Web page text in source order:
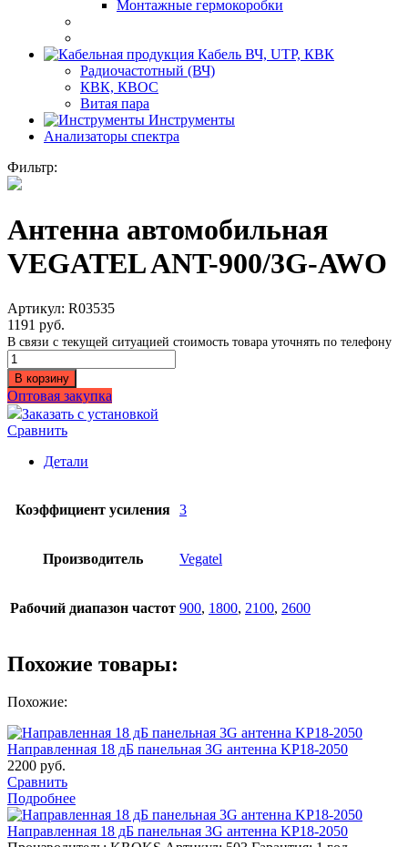
Монтажные гермокоробки
Кабель ВЧ, UTP, КВК
Радиочастотный (ВЧ)
КВК, КВОС
Витая пара
Инструменты
Анализаторы спектра
Фильтр:
Антенна автомобильная
VEGATEL ANT-900/3G-AWO
Артикул: R03535
1191 руб.
В связи с текущей ситуацией стоимость товара уточнять по телефону
Количество
Антенна
автомобильная
VEGATEL
ANT-
900/3G-
В корзину
Оптовая закупка
Заказать с установкой
Сравнить
Детали
Коэффициент усиления 3
Производитель Vegatel
Рабочий диапазон частот 900, 1800, 2100, 2600
Похожие товары:
Похожие:
Направленная 18 дБ панельная 3G антенна KP18-2050
2200 руб.
Сравнить
Подробнее
Направленная 18 дБ панельная 3G антенна KP18-2050